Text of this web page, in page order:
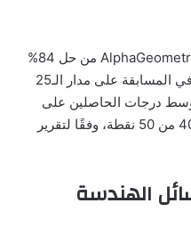
وفقًا لدراسة حديثة، تمكن نموذج AlphaGeometry2 من حل 84%
من مسائل الهندسة التي تم طرحها في المسابقة على مدار الـ25
درجات الحاصلين على
الميدالية الذهبية، الذي يصل إلى 40.9 من 50 نقطة، وفقًا لتقرير
الهندسة